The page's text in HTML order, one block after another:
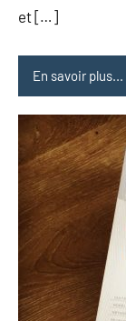
et […]
En savoir plus...